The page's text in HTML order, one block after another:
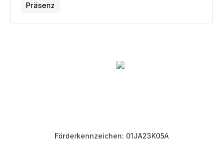
Präsenz
Förderkennzeichen: 01JA23K05A